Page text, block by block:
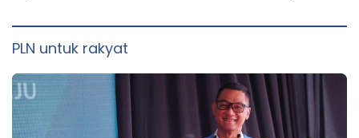
PLN untuk rakyat